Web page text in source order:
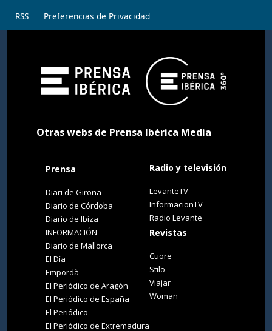
RSS Preferencias de Privacidad
Otras webs de Prensa Ibérica Media
Prensa
Diari de Girona
Diario de Córdoba
Diario de Ibiza
INFORMACIÓN
Diario de Mallorca
El Día
Empordà
El Periódico de Aragón
El Periódico de España
El Periódico
El Periódico de Extremadura
Radio y televisión
LevanteTV
InformacionTV
Radio Levante
Revistas
Cuore
Stilo
Viajar
Woman